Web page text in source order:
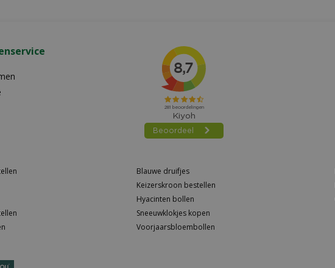
Blauwe druifjes
Keizerskroon bestellen
Hyacinten bollen
Sneeuwklokjes kopen
Voorjaarsbloembollen